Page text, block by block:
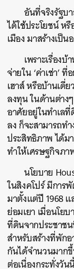
อันที่จริงรัฐบ
ได้ใช้ประโยชน์ ห
เมือง มาสร้างเป็
เพราะเรื่อง
จ่ายใน‘ค่าเช่า’ที่
เฮาส์ หรือบ้านเดี่
ลงทุน ในด้านต่าง
อาศัยอยู่ในทำเลที่
ลง ก็จะสามารถท
ประสิทธิภาพ ได้ม
ทำให้เศรษฐกิจภ
นโยบาย
ในสิงคโปร์ มีกา
มาตั้งแต่ปี1968แ
ย่อมเยา เมื่อนโย
ที่ดินจากประชาช
สำหรับสร้างที่พัก
กันได้จำนวนมาก
ต่อเนื่องกระทั่งวัน